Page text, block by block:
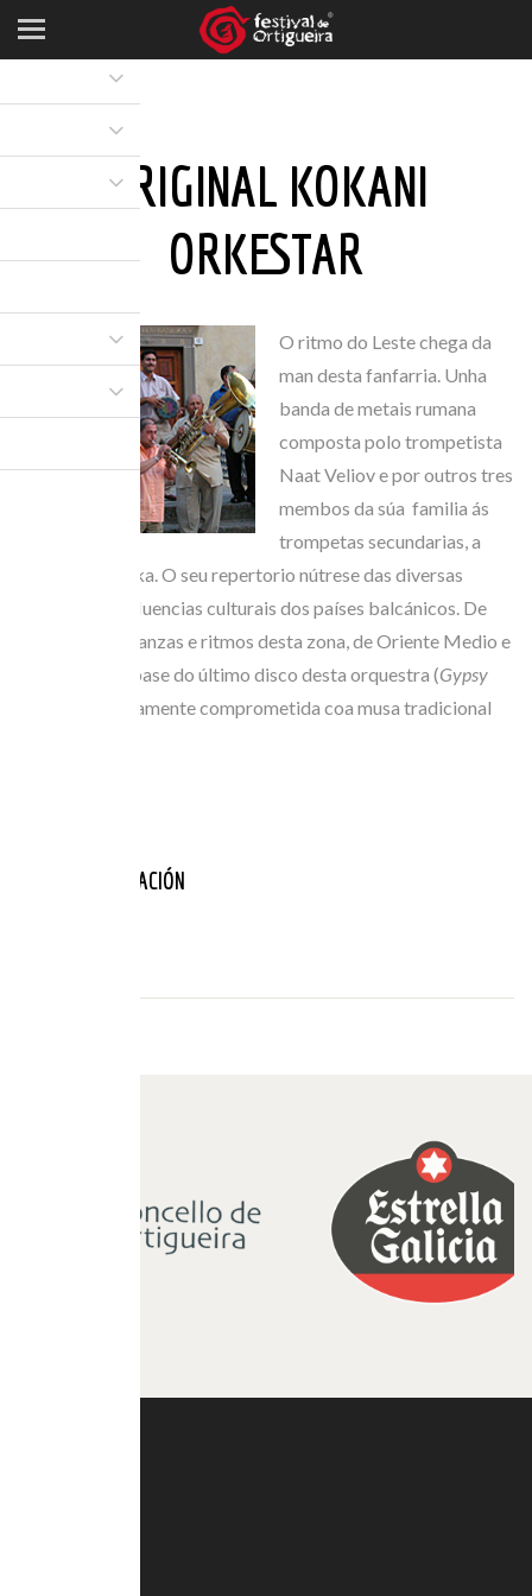
ORIGINAL KOKANI
ORKESTAR
O ritmo do Leste chega da
man desta fanfarria. Unha
banda de metais rumana
composta polo trompetista
Naat Veliov e por outros tres
membos da súa familia ás
trompetas secundarias, a
tuba e a darbuka. O seu repertorio nútrese das diversas
tradicións e influencias culturais dos países balcánicos. De
feito, antigas danzas e ritmos desta zona, de Oriente Medio e
de India son a base do último disco desta orquestra (Gypsy
) decididamente comprometida coa musa tradicional
ANOS PARTICIPACIÓN